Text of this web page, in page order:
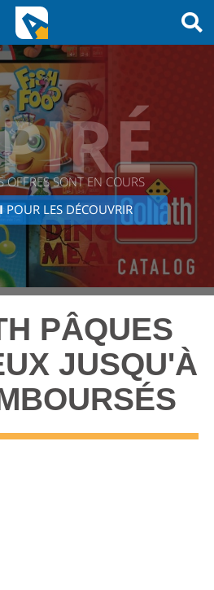
OFFRES SONT EN COURS
POUR LES DÉCOUVRIR
PÂQUES
JUSQU'À